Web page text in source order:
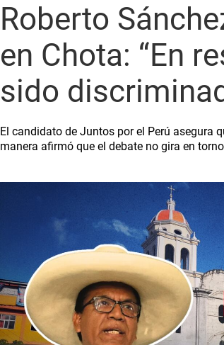
Roberto
en Chota: “En
sido
El candidato de Juntos por el Perú asegura
manera afirmó que el debate no gira en